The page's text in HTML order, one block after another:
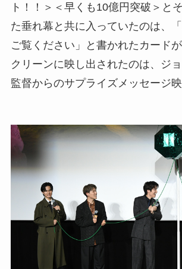
ト！！＞＜早くも10億円突破＞と
た垂れ幕と共に入っていたのは、
ご覧ください」と書かれたカード
クリーンに映し出されたのは、ジ
監督からのサプライズメッセージ映